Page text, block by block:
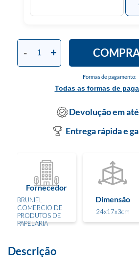
Formas de pagamento:
Todas as formas de
- +
Devolução em
Entrega rápida e
Fornecedor
BRUNIEL
COMERCIO DE
PRODUTOS DE
PAPELARIA
Dimensão
24x17x3cm
Descrição